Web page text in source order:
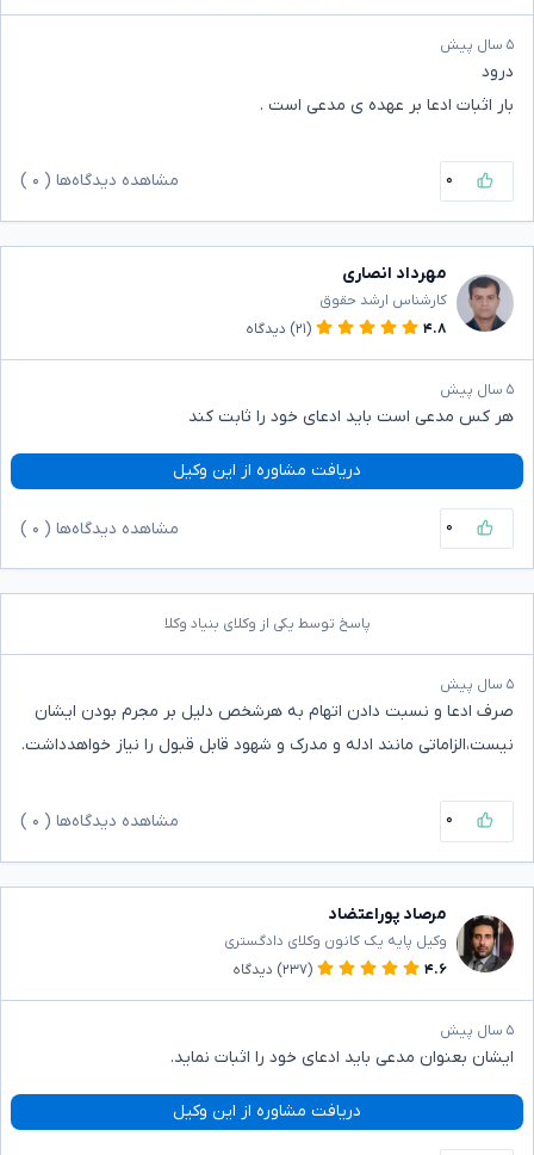
۵ سال پیش
درود
بار اثبات ادعا بر عهده ی مدعی است .
۰ مشاهده دیدگاه‌ها ( ۰
مهرداد انصاری
کارشناس ارشد حقوق
۴.۸
(۲۱) دیدگاه
۵ سال پیش
هر کس مدعی است باید ادعای خود را ثابت کند
دریافت مشاوره از این وکیل
۰ مشاهده دیدگاه‌ها ( ۰
پاسخ توسط یکی از وکلای بنیاد وکلا
۵ سال پیش
صرف ادعا و نسبت دادن اتهام به هرشخص دلیل بر مجرم بودن ایشان
نیست،الزاماتی مانند ادله و مدرک و شهود قابل قبول را نیاز خواهدداشت.
۰ مشاهده دیدگاه‌ها ( ۰
مرصاد پوراعتضاد
وکیل پایه یک کانون وکلای دادگستری
۴.۶
(۲۳۷) دیدگاه
۵ سال پیش
ایشان بعنوان مدعی باید ادعای خود را اثبات نماید.
دریافت مشاوره از این وکیل